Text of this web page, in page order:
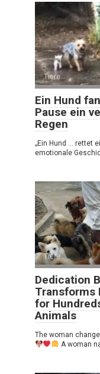
Tiere
Ein Hund
Pause ein
Regen
„Ein Hund … rettet
emotionale
Tiere
Dedication
Transforms
for
Animals
The woman
A woman